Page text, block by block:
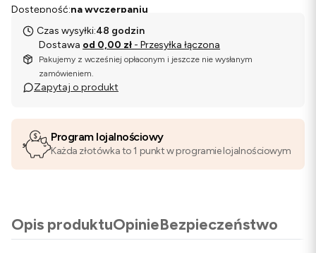
Dostępność:na wyczerpaniu
Czas wysyłki:48 godzin
Dostawa od 0,00 zł - Przesyłka łączona
Pakujemy z wcześniej opłaconym i jeszcze nie wysłanym
zamówieniem.
Zapytaj o produkt
Program lojalnościowy
Każda złotówka to 1 punkt w programie lojalnościowym
Opis produktuOpinieBezpieczeństwo